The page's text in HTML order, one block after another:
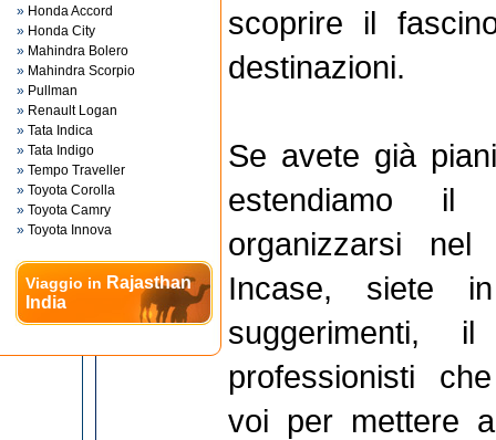
» Honda Accord
» Honda City
» Mahindra Bolero
» Mahindra Scorpio
» Pullman
» Renault Logan
» Tata Indica
» Tata Indigo
» Tempo Traveller
» Toyota Corolla
» Toyota Camry
» Toyota Innova
Viaggio in Rajasthan
India
scoprire il
destinazioni.
Se avete già
estendiamo
organizzarsi
Incase, siete
suggerimenti,
professionisti
voi per mettere